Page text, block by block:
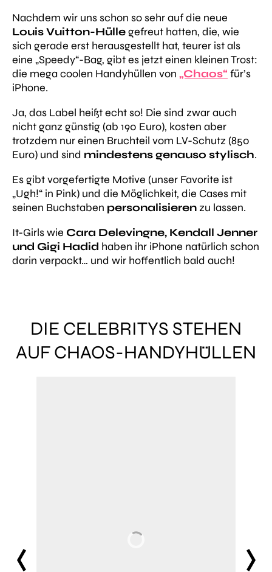
Nachdem wir uns schon so sehr auf die neue
Louis Vuitton-Hüllegefreut hatten, die, wie
sich gerade erst herausgestellt hat, teurer ist als
eine „Speedy“-Bag, gibt es jetzt einen kleinen Trost:
die mega coolen Handyhüllen von „Chaos“ für’s
iPhone.
Ja, das Label heißt echt so! Die sind zwar auch
nicht ganz günstig (ab 190 Euro), kosten aber
trotzdem nur einen Bruchteil vom LV-Schutz (850
Euro) und sind mindestens genauso stylisch.
Es gibt vorgefertigte Motive (unser Favorite ist
„Ugh!“ in Pink) und die Möglichkeit, die Cases mit
seinen Buchstaben personalisieren zu lassen.
It-Girls wie Cara Delevingne, Kendall Jenner
und Gigi Hadid haben ihr iPhone natürlich schon
darin verpackt… und wir hoffentlich bald auch!
DIE CELEBRITYS STEHEN
AUF CHAOS-HANDYHÜLLEN
prev next